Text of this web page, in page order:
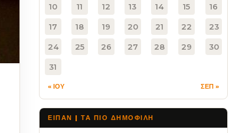
10 11 12 13 14 15 16
17 18 19 20 21 22 23
24 25 26 27 28 29 30
31
« ΙΟΥ ΣΕΠ »
ΕΙΠΑΝ | ΤΑ ΠΙΟ ΔΗΜΟΦΙΛΉ